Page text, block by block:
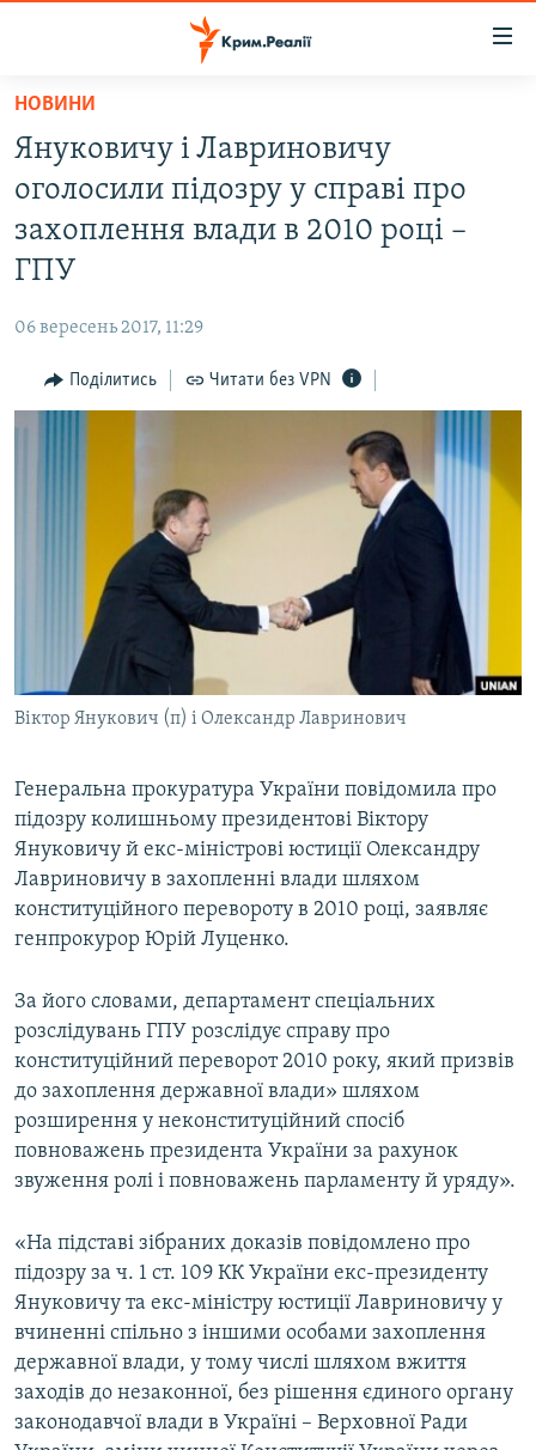
Перейти
основного
матеріалу
до
основної
Перейти
пошуку
ВОДА.КРИМ
ПОЛІТИКА
ПОГЛЯД
ІНТЕРВ'Ю
ВІДЕОУРОКИ «ELIFBE»
СВІДЧЕННЯ ОКУПАЦІЇ
УКРАЇНСЬКА ПРОБЛЕМА КРИМУ
ІНФОГРАФІКА
ЯК ОБІЙТИ БЛОКУВАННЯ
Qırımtatar
ДОЛУЧАЙСЯ!
Усі сайти RFE/RL
НОВИНИ
Януковичу і Лавриновичу
оголосили підозру у справі про
захоплення влади в 2010 році –
ГПУ
06 вересень 2017, 11:29
Поділитись Читати без VPN
Віктор Янукович (п) і Олександр Лавринович
Генеральна прокуратура України повідомила про
підозру колишньому президентові Віктору
Януковичу й екс-міністрові юстиції Олександру
Лавриновичу в захопленні влади шляхом
конституційного перевороту в 2010 році, заявляє
генпрокурор Юрій Луценко.
За його словами, департамент спеціальних
розслідувань ГПУ розслідує справу про
конституційний переворот 2010 року, який призвів
до захоплення державної влади» шляхом
розширення у неконституційний спосіб
повноважень президента України за рахунок
звуження ролі і повноважень парламенту й уряду».
«На підставі зібраних доказів повідомлено про
підозру за ч. 1 ст. 109 КК України екс-президенту
Януковичу та екс-міністру юстиції Лавриновичу у
вчиненні спільно з іншими особами захоплення
державної влади, у тому числі шляхом вжиття
заходів до незаконної, без рішення єдиного органу
законодавчої влади в Україні – Верховної Ради